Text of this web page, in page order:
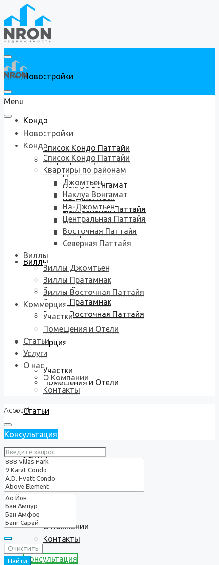
Новостройки
Кондо
Список Кондо Паттайи
Квартиры по районам
Джомтьен
Наклуа Вонгамат
На-Джомтьен
Центральная Паттайя
Восточная Паттайя
Северная Паттайя
Виллы
Виллы Джомтьен
Виллы Пратамнак
Виллы Восточная Паттайя
Коммерция
Участки
Помещения и Отели
Статьи
Услуги
О нас
О Компании
Контакты
Консультация
Menu
Новостройки
Кондо
Список Кондо Паттайи
Квартиры по районам
Джомтьен
Наклуа Вонгамат
На-Джомтьен
Центральная Паттайя
Восточная Паттайя
Северная Паттайя
Виллы
Виллы Джомтьен
Виллы Пратамнак
Виллы Восточная Паттайя
Коммерция
Участки
Помещения и Отели
Статьи
Услуги
О нас
О Компании
Контакты
Account
Консультация
Очистить
Найти